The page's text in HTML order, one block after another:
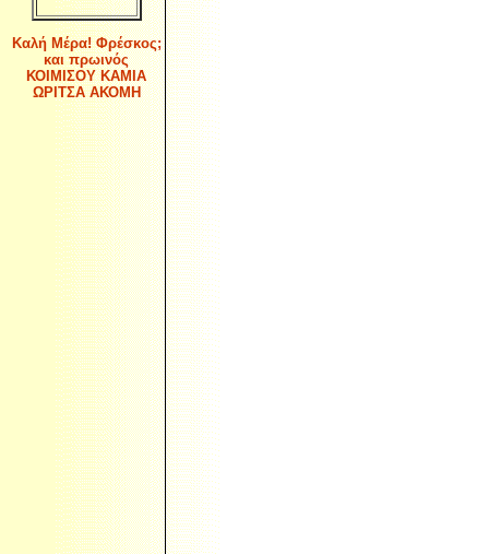
Καλή Μέρα! Φρέσκος;
και πρωινός
ΚΟΙΜΙΣΟΥ ΚΑΜΙΑ
ΩΡΙΤΣΑ ΑΚΟΜΗ